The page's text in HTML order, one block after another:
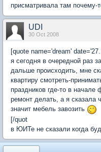
присматривала там почему-
UDI
30 Oct 2008
[quote name='dream'
я сегодня в очередной раз
дальше происходить, мне
квартиру смотреть-
праздников где-то в
ремонт делать, а я сказала
значит мебель завозить
[/quot
в ЮИТе не сказали когда